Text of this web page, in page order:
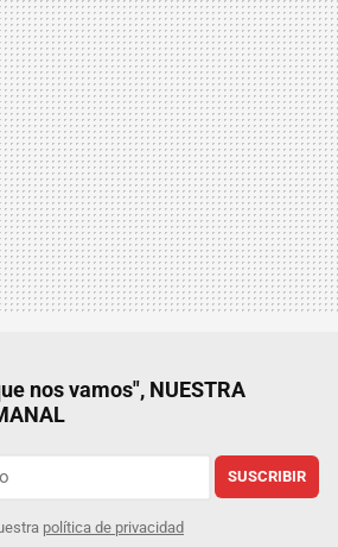
nos vamos", NUESTRA
SUSCRIBIR
política de privacidad